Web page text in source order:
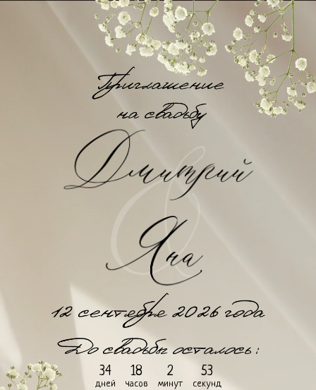
34
дней
18
часов
2
минут
53
секунд